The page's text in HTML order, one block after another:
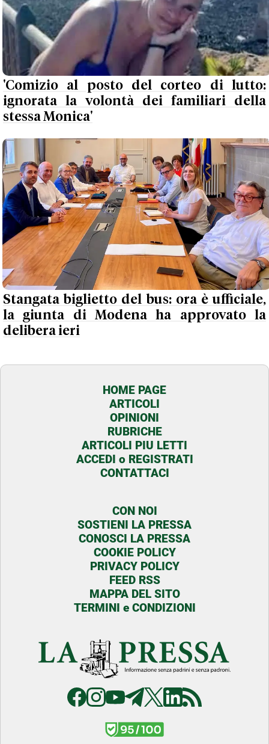
'Comizio al posto del corteo di lutto:
ignorata la volontà dei familiari della
stessa Monica'
Stangata biglietto del bus: ora è ufficiale,
la giunta di Modena ha approvato la
delibera ieri
HOME PAGE
ARTICOLI
OPINIONI
RUBRICHE
ARTICOLI PIU LETTI
ACCEDI o REGISTRATI
CONTATTACI
CON NOI
SOSTIENI LA PRESSA
CONOSCI LA PRESSA
COOKIE POLICY
PRIVACY POLICY
FEED RSS
MAPPA DEL SITO
TERMINI e CONDIZIONI